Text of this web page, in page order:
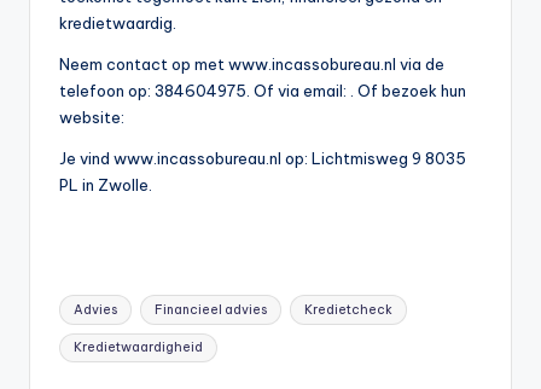
kredietwaardig.
Neem contact op met www.incassobureau.nl via de
telefoon op: 384604975. Of via email:
. Of bezoek hun
website:
Je vind www.incassobureau.nl op: Lichtmisweg 9 8035
PL in Zwolle.
Tags:
Advies Financieel advies Kredietcheck
Kredietwaardigheid